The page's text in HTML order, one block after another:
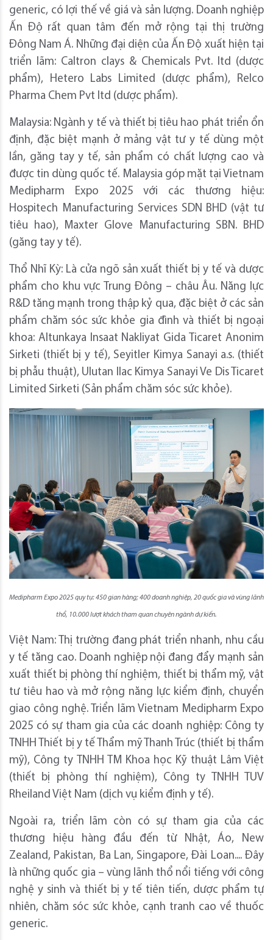
generic, có lợi thế về giá và sản lượng. Doanh nghiệp
Ấn Độ rất quan tâm đến mở rộng tại thị trường
Đông Nam Á. Những đại diện của Ấn Độ xuất hiện tại
triển lãm: Caltron clays & Chemicals Pvt. ltd (dược
phẩm), Hetero Labs Limited (dược phẩm), Relco
Pharma Chem Pvt ltd (dược phẩm).
Malaysia: Ngành y tế và thiết bị tiêu hao phát triển ổn
định, đặc biệt mạnh ở mảng vật tư y tế dùng một
lần, găng tay y tế, sản phẩm có chất lượng cao và
được tin dùng quốc tế. Malaysia góp mặt tại Vietnam
Medipharm Expo 2025 với các thương hiệu:
Hospitech Manufacturing Services SDN BHD (vật tư
tiêu hao), Maxter Glove Manufacturing SBN. BHD
(găng tay y tế).
Thổ Nhĩ Kỳ: Là cửa ngõ sản xuất thiết bị y tế và dược
phẩm cho khu vực Trung Đông – châu Âu. Năng lực
R&D tăng mạnh trong thập kỷ qua, đặc biệt ở các sản
phẩm chăm sóc sức khỏe gia đình và thiết bị ngoại
khoa: Altunkaya Insaat Nakliyat Gida Ticaret Anonim
Sirketi (thiết bị y tế), Seyitler Kimya Sanayi a.s. (thiết
bị phẫu thuật), Ulutan Ilac Kimya Sanayi Ve Dis Ticaret
Limited Sirketi (Sản phẩm chăm sóc sức khỏe).
Medipharm Expo 2025 quy tụ: 450 gian hàng; 400 doanh nghiệp, 20 quốc gia và vùng lãnh
thổ, 10.000 lượt khách tham quan chuyên ngành dự kiến.
Việt Nam: Thị trường đang phát triển nhanh, nhu cầu
y tế tăng cao. Doanh nghiệp nội đang đẩy mạnh sản
xuất thiết bị phòng thí nghiệm, thiết bị thẩm mỹ, vật
tư tiêu hao và mở rộng năng lực kiểm định, chuyển
giao công nghệ. Triển lãm Vietnam Medipharm Expo
2025 có sự tham gia của các doanh nghiệp: Công ty
TNHH Thiết bị y tế Thẩm mỹ Thanh Trúc (thiết bị thẩm
mỹ), Công ty TNHH TM Khoa học Kỹ thuật Lâm Việt
(thiết bị phòng thí nghiệm), Công ty TNHH TUV
Rheiland Việt Nam (dịch vụ kiểm định y tế).
Ngoài ra, triển lãm còn có sự tham gia của các
thương hiệu hàng đầu đến từ Nhật, Áo, New
Zealand, Pakistan, Ba Lan, Singapore, Đài Loan.... Đây
là những quốc gia – vùng lãnh thổ nổi tiếng với công
nghệ y sinh và thiết bị y tế tiên tiến, dược phẩm tự
nhiên, chăm sóc sức khỏe, cạnh tranh cao về thuốc
generic.